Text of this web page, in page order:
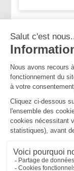
<< < ...
Mentions
235 Rue